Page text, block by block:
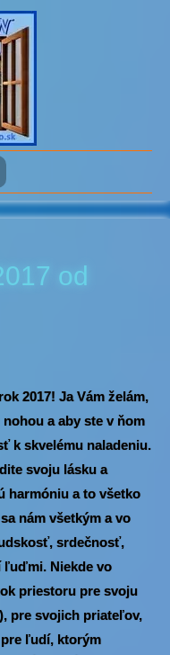
od
2017! Ja Vám želám,
a aby ste v ňom
k skvelému naladeniu.
svoju lásku a
harmóniu a to všetko
nám všetkým a vo
srdečnosť,
ľuďmi. Niekde vo
priestoru pre svoju
pre svojich priateľov,
ľudí, ktorým